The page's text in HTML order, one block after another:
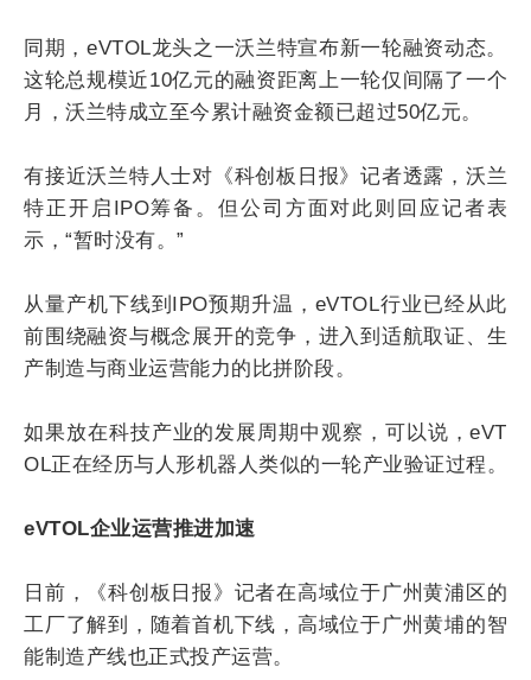
同期，eVTOL龙头之一沃兰特宣布新一轮融资动态。
这轮总规模近10亿元的融资距离上一轮仅间隔了一个
月，沃兰特成立至今累计融资金额已超过50亿元。
有接近沃兰特人士对《科创板日报》记者透露，沃兰
特正开启IPO筹备。但公司方面对此则回应记者表
示，“暂时没有。”
从量产机下线到IPO预期升温，eVTOL行业已经从此
前围绕融资与概念展开的竞争，进入到适航取证、生
产制造与商业运营能力的比拼阶段。
如果放在科技产业的发展周期中观察，可以说，eVT
OL正在经历与人形机器人类似的一轮产业验证过程。
eVTOL企业运营推进加速
日前，《科创板日报》记者在高域位于广州黄浦区的
工厂了解到，随着首机下线，高域位于广州黄埔的智
能制造产线也正式投产运营。